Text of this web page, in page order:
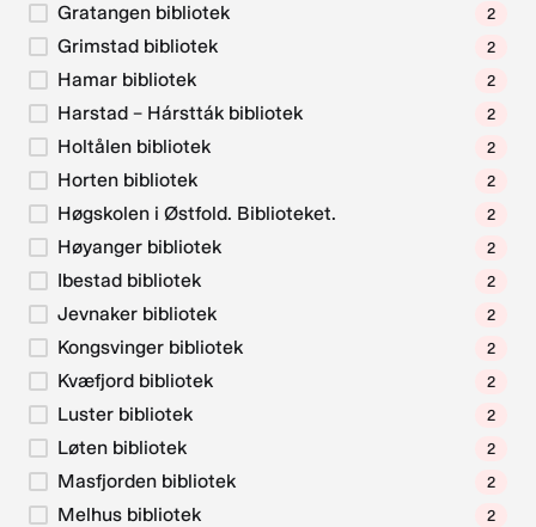
Gratangen bibliotek 2
Grimstad bibliotek 2
Hamar bibliotek 2
Harstad – Hárstták bibliotek 2
Holtålen bibliotek 2
Horten bibliotek 2
Høgskolen i Østfold. Biblioteket. 2
Høyanger bibliotek 2
Ibestad bibliotek 2
Jevnaker bibliotek 2
Kongsvinger bibliotek 2
Kvæfjord bibliotek 2
Luster bibliotek 2
Løten bibliotek 2
Masfjorden bibliotek 2
Melhus bibliotek 2